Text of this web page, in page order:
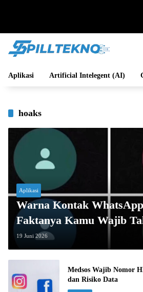
Aplikasi Artificial Intelegent (AI)
hoaks
Aplikasi
Warna Kontak
Faktanya Kamu Wajib
19 Juni 2026
Medsos Wajib Nomor
dan Risiko Data